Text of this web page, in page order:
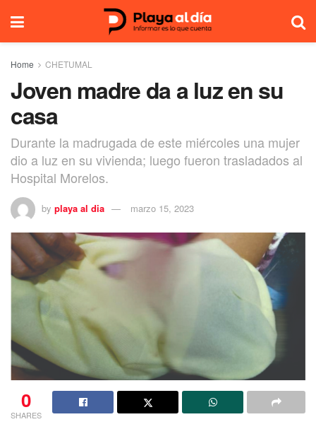
Home CHETUMAL
Joven madre da a luz en su
casa
Durante la madrugada de este miércoles una mujer
dio a luz en su vivienda; luego fueron trasladados al
Hospital Morelos.
by playa al dia marzo 15, 2023
0
SHARES